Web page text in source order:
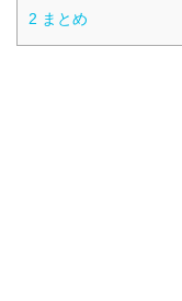
2 まとめ